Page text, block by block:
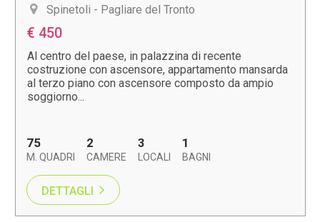
Spinetoli - Pagliare del Tronto
€ 450
Al centro del paese, in palazzina di recente
costruzione con ascensore, appartamento mansarda
al terzo piano con ascensore composto da ampio
soggiorno...
75
M. QUADRI
2
CAMERE
3
LOCALI
1
BAGNI
DETTAGLI